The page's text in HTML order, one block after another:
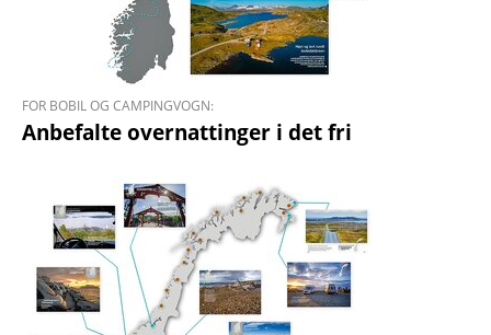
FOR BOBIL OG CAMPINGVOGN:
Anbefalte over­nattinger i det fri